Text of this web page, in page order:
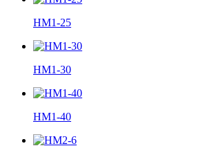
HM1-25
HM1-30
HM1-40